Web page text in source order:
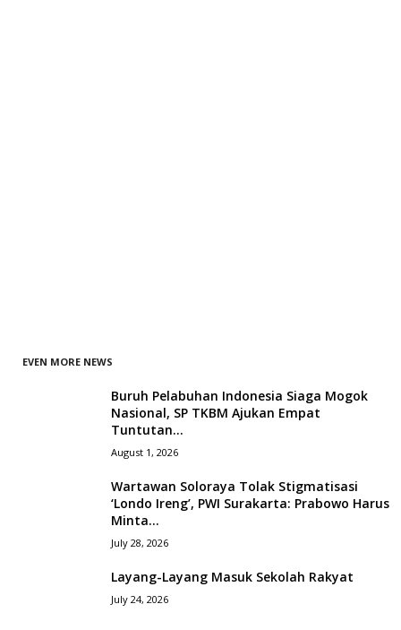
EVEN MORE NEWS
Buruh Pelabuhan Indonesia Siaga Mogok
Nasional, SP TKBM Ajukan Empat
Tuntutan...
August 1, 2026
Wartawan Soloraya Tolak Stigmatisasi
‘Londo Ireng’, PWI Surakarta: Prabowo Harus
Minta...
July 28, 2026
Layang-Layang Masuk Sekolah Rakyat
July 24, 2026